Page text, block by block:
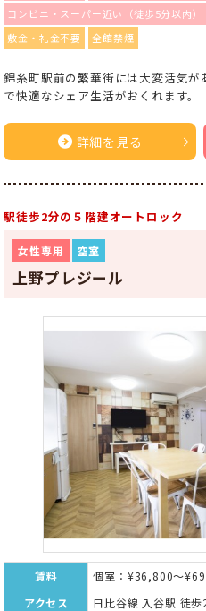
コンビニ・スーパー近い（徒歩5分以内）
敷金・礼金不要
全館禁煙
錦糸町駅前の繁華街には大変活気が
で快適なシェア生活がおくれます。
詳細を見る
駅徒歩2分の５階建オートロック
女性専用 空室
上野プレジール
賃料
個室：¥36,800～
アクセス
日比谷線 入谷駅 徒歩